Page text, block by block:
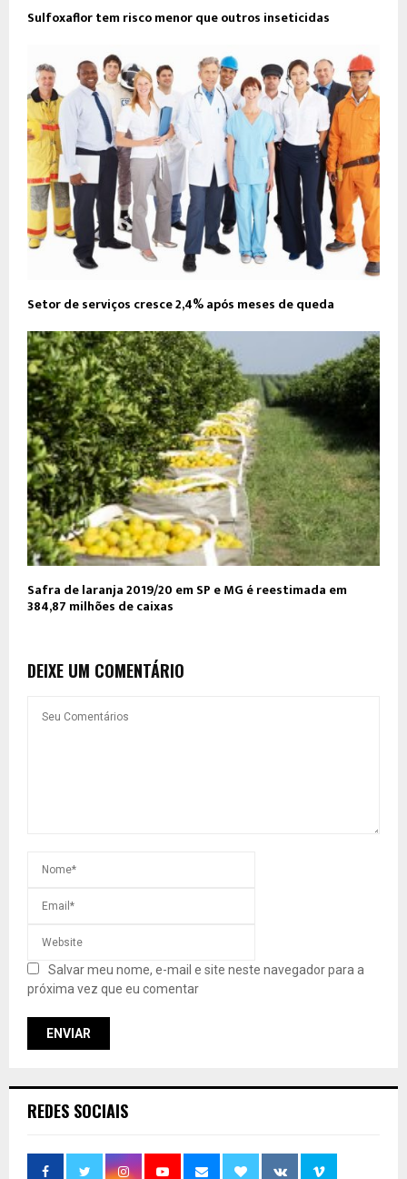
Sulfoxaflor tem risco menor que outros inseticidas
Setor de serviços cresce 2,4% após meses de queda
Safra de laranja 2019/20 em SP e MG é reestimada em
384,87 milhões de caixas
DEIXE UM COMENTÁRIO
Salvar meu nome, e-mail e site neste navegador para a
próxima vez que eu comentar
REDES SOCIAIS